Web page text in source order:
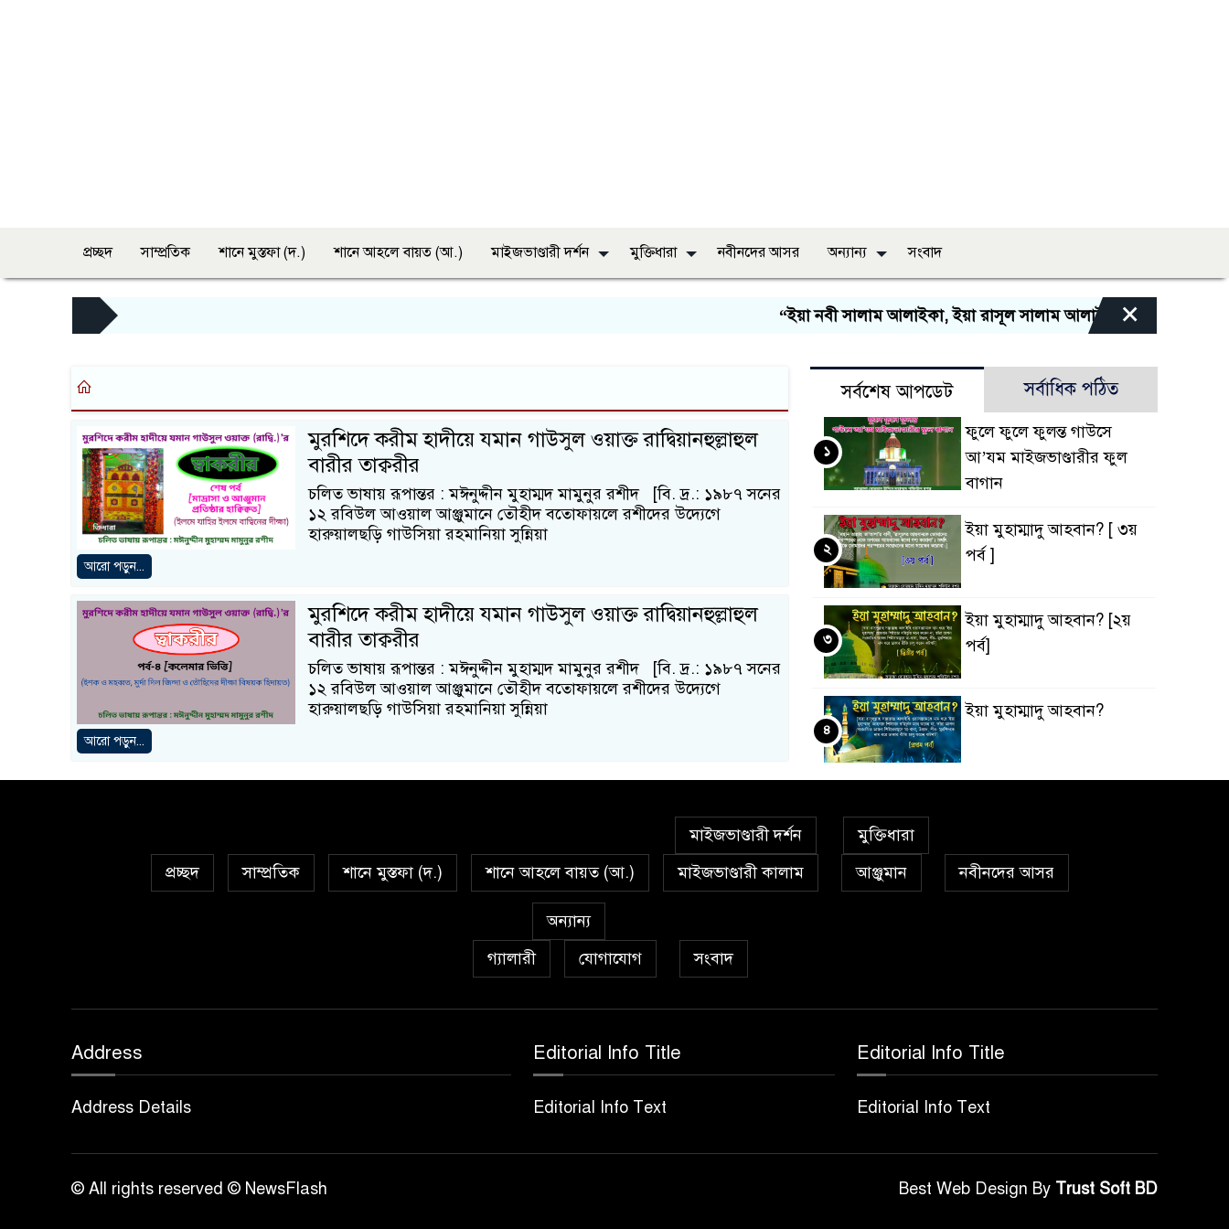
প্রচ্ছদ সাম্প্রতিক শানে মুস্তফা (দ.) শানে আহলে বায়ত (আ.) মাইজভাণ্ডারী দর্শন মুক্তিধারা নবীনদের আসর অন্যান্য সংবাদ
“ইয়া নবী সালাম আলাইকা, ইয়া রাসূল সালাম আলাইকা, ইয়া হাবীব
×
মুরশিদে করীম হাদীয়ে যমান গাউসুল ওয়াক্ত রাদ্বিয়ানহুল্লাহুল
বারীর তাক্বরীর
চলিত ভাষায় রূপান্তর : মঈনুদ্দীন মুহাম্মদ মামুনুর রশীদ [বি. দ্র.: ১৯৮৭ সনের
১২ রবিউল আওয়াল আঞ্জুমানে তৌহীদ বতোফায়লে রশীদের উদ্যেগে
হারুয়ালছড়ি গাউসিয়া রহমানিয়া সুন্নিয়া
আরো পড়ুন...
মুরশিদে করীম হাদীয়ে যমান গাউসুল ওয়াক্ত রাদ্বিয়ানহুল্লাহুল
বারীর তাক্বরীর
চলিত ভাষায় রূপান্তর : মঈনুদ্দীন মুহাম্মদ মামুনুর রশীদ [বি. দ্র.: ১৯৮৭ সনের
১২ রবিউল আওয়াল আঞ্জুমানে তৌহীদ বতোফায়লে রশীদের উদ্যেগে
হারুয়ালছড়ি গাউসিয়া রহমানিয়া সুন্নিয়া
আরো পড়ুন...
সর্বশেষ আপডেট সর্বাধিক পঠিত
ফুলে ফুলে ফুলন্ত গাউসে
আ’যম মাইজভাণ্ডারীর ফুল
বাগান
১
ইয়া মুহাম্মাদু আহবান? [ ৩য়
পর্ব ]
২
ইয়া মুহাম্মাদু আহবান? [২য়
পর্ব]
৩
ইয়া মুহাম্মাদু আহবান?
৪
সর্বকালের সব সমস্যার
৭
অঞ্চল ভিত্তিক জশনে জুলূসে
ঈদে মিলাদুন্নবী এর গুরুত্ব
কালো হাত
প্রচ্ছদ সাম্প্রতিক শানে মুস্তফা (দ.) শানে আহলে বায়ত (আ.)
মাইজভাণ্ডারী দর্শন
মাইজভাণ্ডারী কালাম
মুক্তিধারা
আঞ্জুমান
নবীনদের আসর
অন্যান্য
গ্যালারী
যোগাযোগ সংবাদ
Address
Address Details
Editorial Info Title
Editorial Info Text
Editorial Info Title
Editorial Info Text
© All rights reserved © NewsFlash Best Web Design By Trust Soft BD